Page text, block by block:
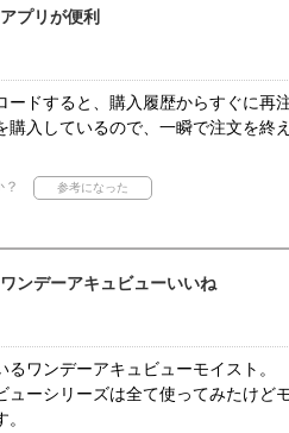
アプリが便利
ードすると、購入履歴からすぐに再
購入しているので、一瞬で注文を終
ワンデーアキュビューいいね
るワンデーアキュビューモイスト。
ューシリーズは全て使ってみたけ